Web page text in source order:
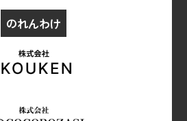
のれんわけ